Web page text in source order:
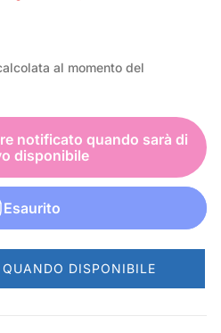
al momento del
notificato quando sarà di
disponibile
Esaurito
DISPONIBILE